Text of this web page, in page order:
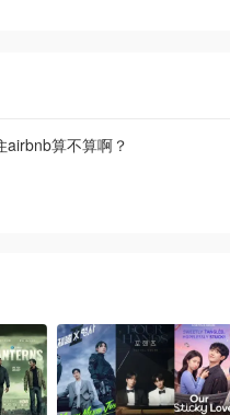
airbnb算不算啊？